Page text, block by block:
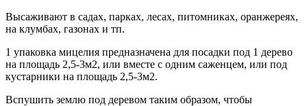
Высаживают в садах, парках, лесах, питомниках, оранжереях,
на клумбах, газонах и тп.
1 упаковка мицелия предназначена для посадки под 1 дерево
на площадь 2,5-3м2, или вместе с одним саженцем, или под
кустарники на площадь 2,5-3м2.
Вспушить землю под деревом таким образом, чтобы